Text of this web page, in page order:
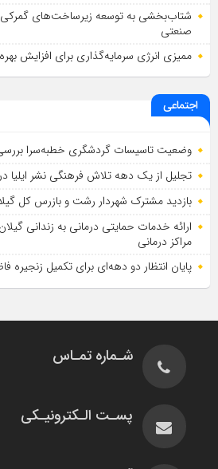
شتاب‌بخشی به توسعه زیرساخت‌های گمركی
صنعتی
ممیزی انرژی سرمایه‌گذاری برای افزایش
اجتماعی
وضعیت تاسیسات گردشگری خطبه‌سرا
تجلیل از یک دهه تلاش فرهنگی نشر ایلیا
بازدید مشترک شهردار رشت و بازرس کل
ارائه خدمات حمایتی درمانی به زندانی گیلان
مراکز درمانی
پایان انتظار دو دهه‌ای برای تکمیل زنجیره
شـماره تمـاس
پسـت الـکترونیـکی